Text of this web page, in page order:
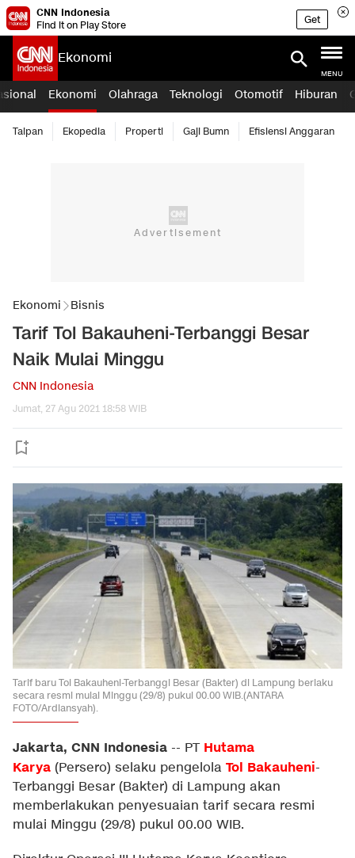
CNN Indonesia
Find it on Play Store
Get
Ekonomi
MENU
Ekonomi Olahraga Teknologi Otomotif Hiburan
Taipan Ekopedia Properti Gaji Bumn Efisiensi Anggaran
Ekonomi Bisnis
Tarif Tol Bakauheni-Terbanggi Besar
Naik Mulai Minggu
CNN Indonesia
Jumat, 27 Agu 2021 18:58 WIB
Tarif baru Tol Bakauheni-Terbanggi Besar (Bakter) di Lampung berlaku
secara resmi mulai Minggu (29/8) pukul 00.00 WIB.(ANTARA
FOTO/Ardiansyah).
Jakarta, CNN Indonesia -- PT Hutama
Karya (Persero) selaku pengelola Tol Bakauheni-
Terbanggi Besar (Bakter) di Lampung akan
memberlakukan penyesuaian tarif secara resmi
mulai Minggu (29/8) pukul 00.00 WIB.